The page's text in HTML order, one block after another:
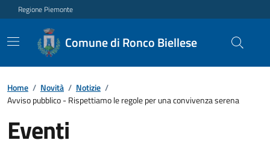
Regione Piemonte
Comune di Ronco Biellese
Home / Novità / Notizie /
Avviso pubblico - Rispettiamo le regole per una convivenza serena
Eventi